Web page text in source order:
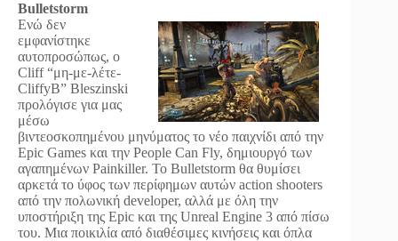
Bulletstorm
Ενώ δεν
εμφανίστηκε
αυτοπροσώπως, ο
Cliff “μη-με-λέτε-
CliffyB” Bleszinski
προλόγισε για μας
μέσω
βιντεοσκοπημένου μηνύματος το νέο παιχνίδι από την
Epic Games και την People Can Fly, δημιουργό των
αγαπημένων Painkiller. Το Bulletstorm θα θυμίσει
αρκετά το ύφος των περίφημων αυτών action shooters
από την πολωνική developer, αλλά με όλη την
υποστήριξη της Epic και της Unreal Engine 3 από πίσω
του. Μια ποικιλία από διαθέσιμες κινήσεις και όπλα